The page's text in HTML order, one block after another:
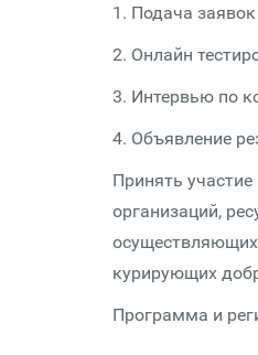
1. Подача
2. Онлайн
3. Интервью по
4. Объявление
Принять
организаций,
осуществляющих
курирующих
Программа и